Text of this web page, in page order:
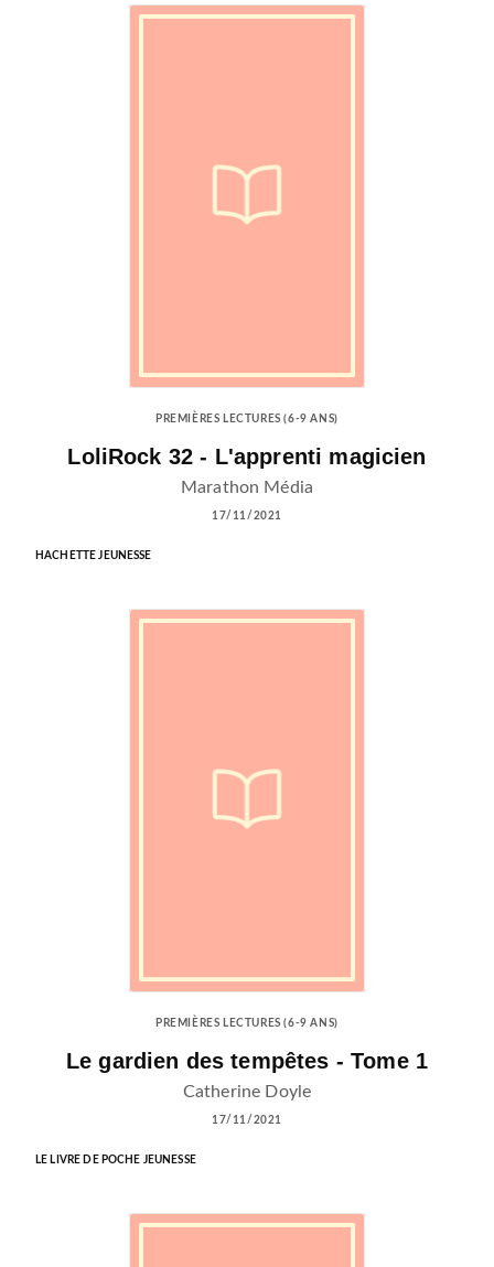
PREMIÈRES LECTURES (6-9 ANS)
LoliRock 32 - L'apprenti magicien
Marathon Média
17/11/2021
HACHETTE JEUNESSE
PREMIÈRES LECTURES (6-9 ANS)
Le gardien des tempêtes - Tome 1
Catherine Doyle
17/11/2021
LE LIVRE DE POCHE JEUNESSE